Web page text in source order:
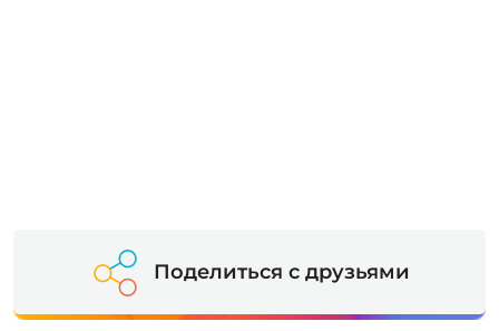
Поделиться с друзьями